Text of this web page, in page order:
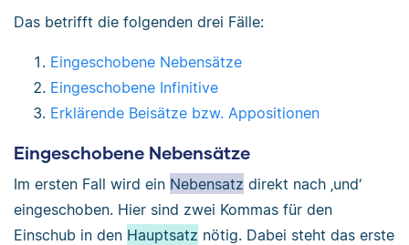
Das betrifft die folgenden drei Fälle:
Eingeschobene Nebensätze
Eingeschobene Infinitive
Erklärende Beisätze bzw. Appositionen
Eingeschobene Nebensätze
Im ersten Fall wird ein Nebensatz direkt nach ‚und‘
eingeschoben. Hier sind zwei Kommas für den
Einschub in den Hauptsatz nötig. Dabei steht das erste